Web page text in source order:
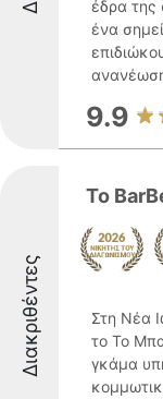
έδρα της
ένα
9.9
Διακριθέντες
To
Στη Νέα
το Το
γκάμα